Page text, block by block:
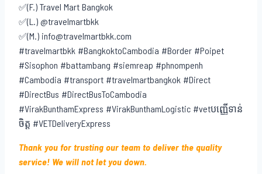
✅(F.) Travel Mart Bangkok
✅(L.) @travelmartbkk
✅(M.) info@travelmartbkk.com
#travelmartbkk #BangkoktoCambodia #Border #Poipet
#Sisophon #battambang #siemreap #phnompenh
#Cambodia #transport #travelmartbangkok #Direct
#DirectBus #DirectBusToCambodia
#VirakBunthamExpress #VirakBunthamLogistic #vetបញ្ញើទាន់
ចិត្ត #VETDeliveryExpress
Thank you for trusting our team to deliver the quality
service! We will not let you down.